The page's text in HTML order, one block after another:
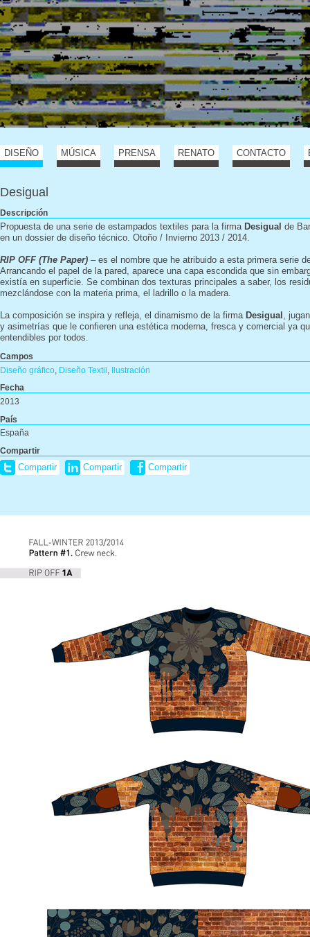
DISEÑO MÚSICA PRENSA RENATO CONTACTO
Desigual
Descripción
Propuesta de una serie de estampados textiles para la firma Desigual de
en un dossier de diseño técnico. Otoño / Invierno 2013 / 2014.
RIP OFF (The Paper) – es el nombre que he atribuido a esta primera serie
Arrancando el papel de la pared, aparece una capa escondida que sin
existía en superficie. Se combinan dos texturas principales a saber, los
mezclándose con la materia prima, el ladrillo o la madera.
La composición se inspira y refleja, el dinamismo de la firma Desigual ,
y asimetrías que le confieren una estética moderna, fresca y comercial ya
entendibles por todos.
Campos
Diseño gráfico Diseño Textil
Ilustración
Fecha
2013
País
España
Compartir
Compartir Compartir Compartir